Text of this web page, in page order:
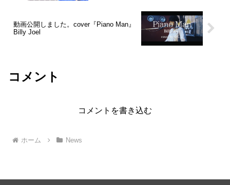
動画公開しました。cover『Piano Man』
Billy Joel
コメント
コメントを書き込む
ホーム News